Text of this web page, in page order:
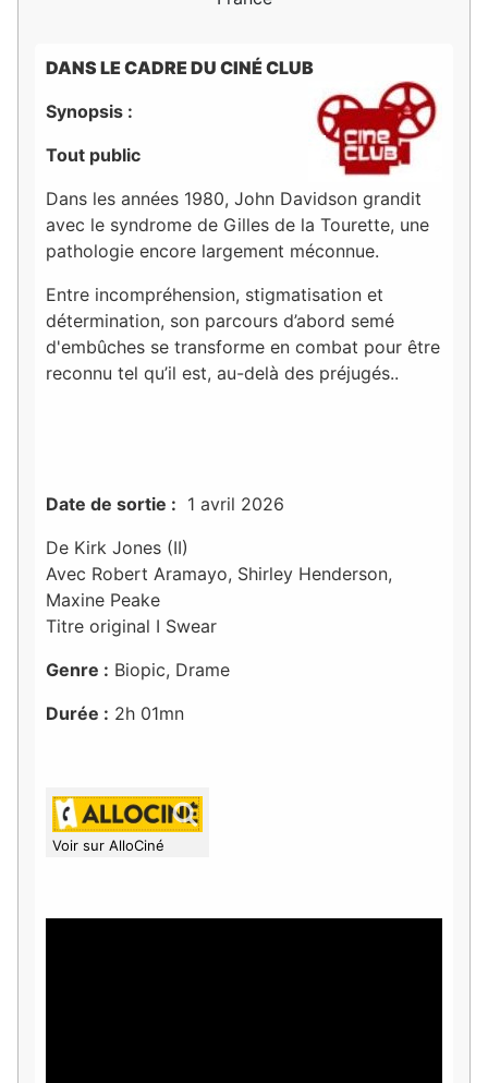
DANS LE CADRE DU CINÉ CLUB
Synopsis :
Tout public
Dans les années 1980, John Davidson grandit
avec le syndrome de Gilles de la Tourette, une
pathologie encore largement méconnue.
Entre incompréhension, stigmatisation et
détermination, son parcours d’abord semé
d'embûches se transforme en combat pour être
reconnu tel qu’il est, au-delà des préjugés..
Date de sortie : 1 avril 2026
De Kirk Jones (II)
Avec Robert Aramayo, Shirley Henderson,
Maxine Peake
Titre original I Swear
Genre : Biopic, Drame
Durée : 2h 01mn
Voir sur AlloCiné